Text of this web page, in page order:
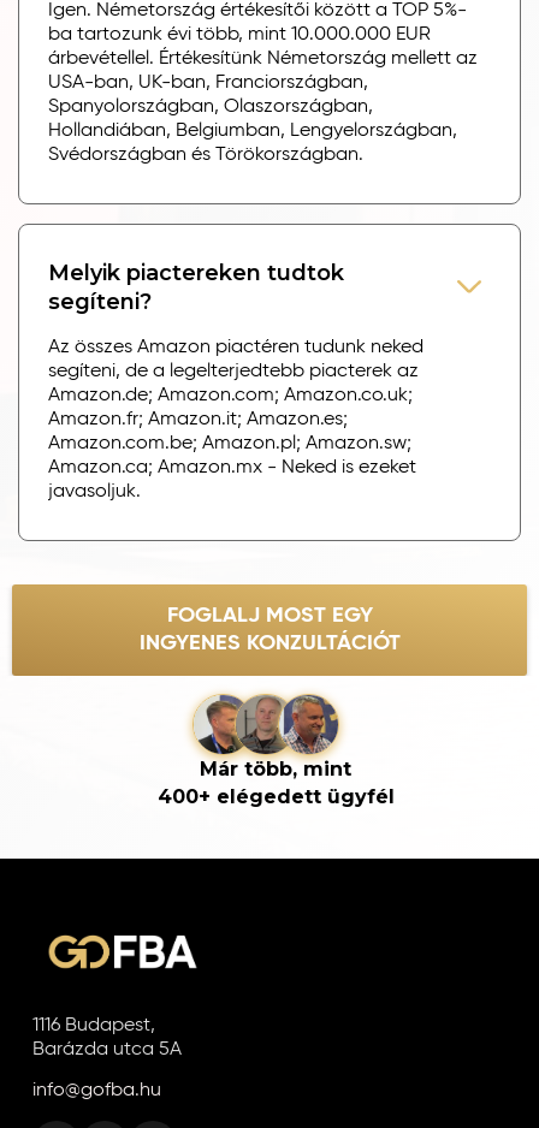
Igen. Németország értékesítői között a TOP 5%-
ba tartozunk évi több, mint 10.000.000 EUR
árbevétellel. Értékesítünk Németország mellett az
USA-ban, UK-ban, Franciországban,
Spanyolországban, Olaszországban,
Hollandiában, Belgiumban, Lengyelországban,
Svédországban és Törökországban.
Melyik piactereken tudtok
segíteni?
Az összes Amazon piactéren tudunk neked
segíteni, de a legelterjedtebb piacterek az
Amazon.de; Amazon.com; Amazon.co.uk;
Amazon.fr; Amazon.it; Amazon.es;
Amazon.com.be; Amazon.pl; Amazon.sw;
Amazon.ca; Amazon.mx - Neked is ezeket
javasoljuk.
FOGLALJ MOST EGY
INGYENES KONZULTÁCIÓT
Már több, mint
400+ elégedett ügyfél
1116 Budapest,
Barázda utca 5A
info@gofba.hu